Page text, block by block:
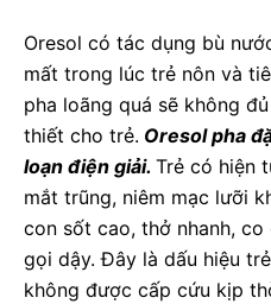
Oresol có tác dụng bù
mất trong lúc trẻ nôn và
pha loãng quá sẽ không
thiết cho trẻ. Oresol pha
loạn điện giải. Trẻ có hiện
mắt trũng, niêm mạc lưỡi
con sốt cao, thở nhanh,
gọi dậy. Đây là dấu hiệu
không được cấp cứu kịp